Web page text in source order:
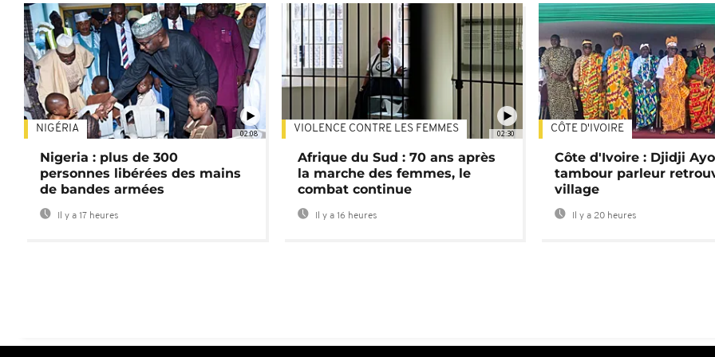
02:08
NIGÉRIA
Nigeria : plus de 300
personnes libérées des mains
de bandes armées
Il y a 17 heures
02:30
VIOLENCE CONTRE LES FEMMES
Afrique du Sud : 70 ans après
la marche des femmes, le
combat continue
Il y a 16 heures
CÔTE D'IVOIRE
Côte d'Ivoire : Djidji
tambour parleur
village
Il y a 20 heures